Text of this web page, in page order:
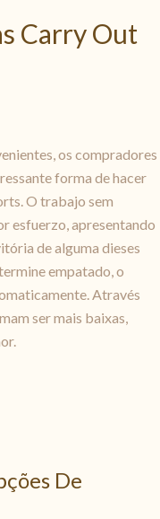
Carry Out
os compradores
forma de hacer
O trabajo sem
esfuerzo, apresentando
de alguma dieses
empatado, o
Através
ser mais baixas,
De